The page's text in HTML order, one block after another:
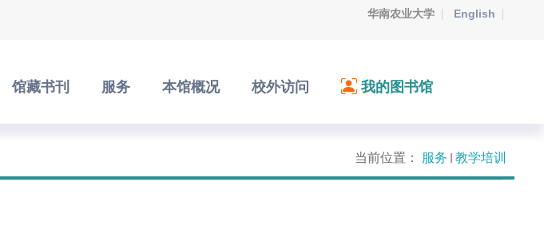
华南农业大学 English
馆藏书刊 服务 本馆概况 校外访问 我的图书馆
当前位置： 服务 教学培训